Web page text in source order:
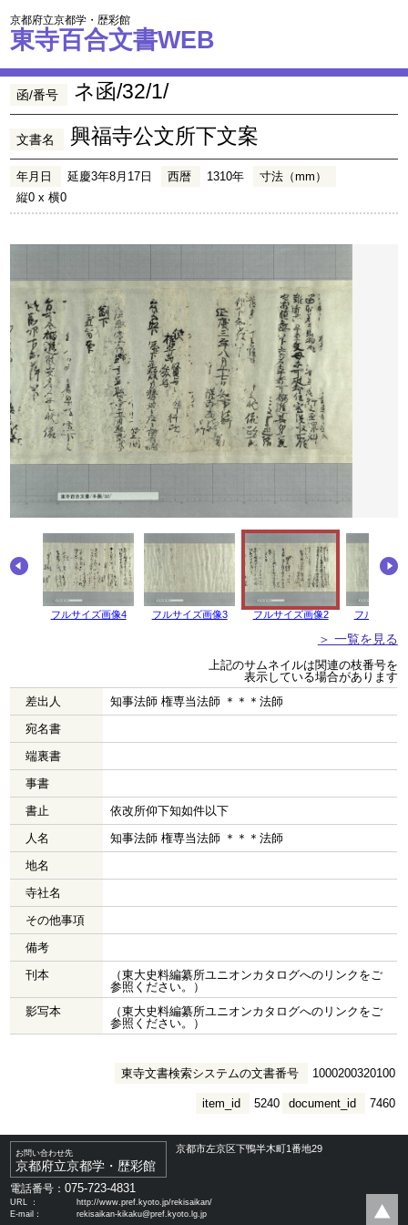
京都府立京都学・歴彩館
東寺百合文書WEB
函/番号 ネ函/32/1/
文書名 興福寺公文所下文案
年月日 延慶3年8月17日 西暦 1310年
寸法（mm）
縦0 x 横0
フルサイズ画像4 フルサイズ画像3 フルサイズ画像2 フルサイズ
＞ 一覧を見る
上記のサムネイルは関連の枝番号を
表示している場合があります
差出人
知事法師 権専当法師 ＊＊＊法師
宛名書
端裏書
事書
書止
依改所仰下知如件以下
人名
知事法師 権専当法師 ＊＊＊法師
地名
寺社名
その他事項
備考
刊本
（東大史料編纂所ユニオンカタログへのリンクをご
参照ください。）
影写本
（東大史料編纂所ユニオンカタログへのリンクをご
参照ください。）
東寺文書検索システムの文書番号 1000200320100
document_id 7460
item_id 5240
お問い合わせ先
京都府立京都学・歴彩館
京都市左京区下鴨半木町1番地29
電話番号：075-723-4831
URL ：
http://www.pref.kyoto.jp/rekisaikan/
E-mail：
rekisaikan-kikaku@pref.kyoto.lg.jp